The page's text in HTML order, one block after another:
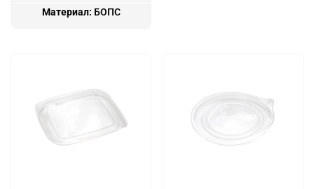
Материал: БОПС